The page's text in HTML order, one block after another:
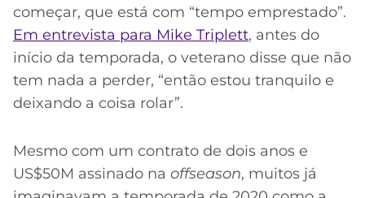
começar, que está com “tempo emprestado”.
Em entrevista para Mike Triplett, antes do
início da temporada, o veterano disse que não
tem nada a perder, “então estou tranquilo e
deixando a coisa rolar”.
Mesmo com um contrato de dois anos e
US$50M assinado na offseason, muitos já